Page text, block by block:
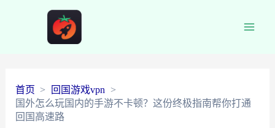
首页
回国游戏vpn
国外怎么玩国内的手游不卡顿？这份终极指南帮你打通
回国高速路